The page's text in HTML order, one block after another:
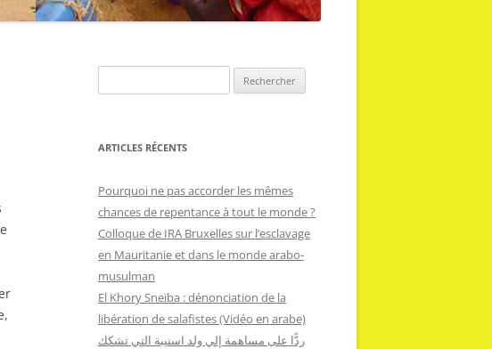
e
h
r
h
:
ARTICLES RÉCENTS
Pourquoi ne pas accorder les mêmes
chances de repentance à tout le monde ?
Colloque de IRA Bruxelles sur l’esclavage
en Mauritanie et dans le monde arabo-
musulman
El Khory Sneïba : dénonciation de la
libération de salafistes (Vidéo en arabe)
ردًّا على مساهمة إلي ولد اسنيبة التي تشكك